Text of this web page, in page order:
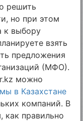
решить
но при этом
к выбору
взять
предложения
(МФО).
можно
в Казахстане
компаний. В
как правильно